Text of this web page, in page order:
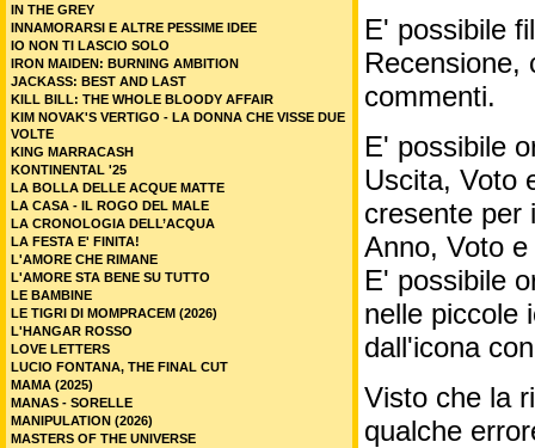
E' possibile
Recensione,
commenti.
E' possibile
Uscita, Voto
cresente per
Anno, Voto
E' possibile
nelle piccole
dall'icona
Visto che la
qualche
IN THE GREY
INNAMORARSI E ALTRE PESSIME IDEE
IO NON TI LASCIO SOLO
IRON MAIDEN: BURNING AMBITION
JACKASS: BEST AND LAST
KILL BILL: THE WHOLE BLOODY AFFAIR
KIM NOVAK'S VERTIGO - LA DONNA CHE VISSE DUE
VOLTE
KING MARRACASH
KONTINENTAL '25
LA BOLLA DELLE ACQUE MATTE
LA CASA - IL ROGO DEL MALE
LA CRONOLOGIA DELL’ACQUA
LA FESTA E' FINITA!
L'AMORE CHE RIMANE
L'AMORE STA BENE SU TUTTO
LE BAMBINE
LE TIGRI DI MOMPRACEM (2026)
L'HANGAR ROSSO
LOVE LETTERS
LUCIO FONTANA, THE FINAL CUT
MAMA (2025)
MANAS - SORELLE
MANIPULATION (2026)
MASTERS OF THE UNIVERSE